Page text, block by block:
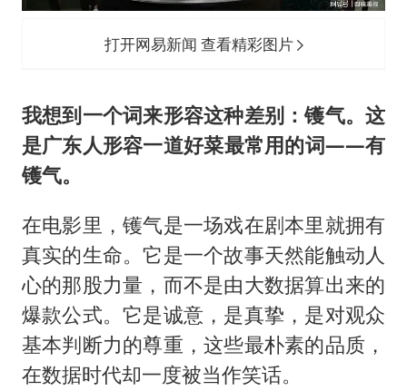
打开网易新闻 查看精彩图片
我想到一个词来形容这种差别：镬气。这
是广东人形容一道好菜最常用的词——有
镬气。
在电影里，镬气是一场戏在剧本里就拥有
真实的生命。它是一个故事天然能触动人
心的那股力量，而不是由大数据算出来的
爆款公式。它是诚意，是真挚，是对观众
基本判断力的尊重，这些最朴素的品质，
在数据时代却一度被当作笑话。